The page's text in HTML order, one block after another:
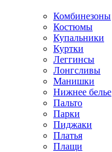
Комбинезоны
Костюмы
Купальники
Куртки
Леггинсы
Лонгсливы
Манишки
Нижнее белье
Пальто
Парки
Пиджаки
Платья
Плащи